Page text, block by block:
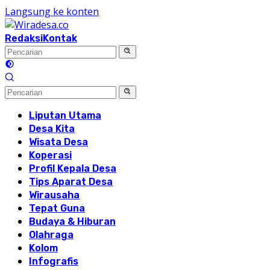
Langsung ke konten
RedaksiKontak
Liputan Utama
Desa Kita
Wisata Desa
Koperasi
Profil Kepala Desa
Tips Aparat Desa
Wirausaha
Tepat Guna
Budaya & Hiburan
Olahraga
Kolom
Infografis